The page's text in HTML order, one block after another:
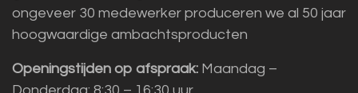
ongeveer 30 medewerker produceren we al 50 jaar
hoogwaardige ambachtsproducten
Openingstijden op afspraak: Maandag –
Donderdag: 8:30 – 16:30 uur